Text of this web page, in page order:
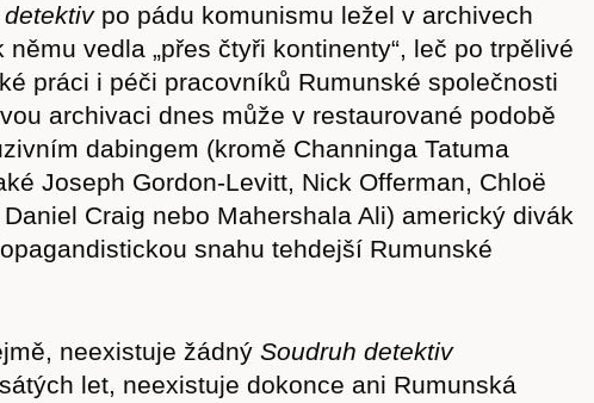
po pádu komunismu ležel v archivech
němu vedla „přes čtyři kontinenty“, leč po trpělivé
práci i péči pracovníků Rumunské společnosti
archivaci dnes může v restaurované podobě
dabingem (kromě Channinga Tatuma
Joseph Gordon-Levitt, Nick Offerman, Chloë
Daniel Craig nebo Mahershala Ali) americký divák
snahu tehdejší Rumunské
neexistuje žádný Soudruh detektiv
let, neexistuje dokonce ani Rumunská